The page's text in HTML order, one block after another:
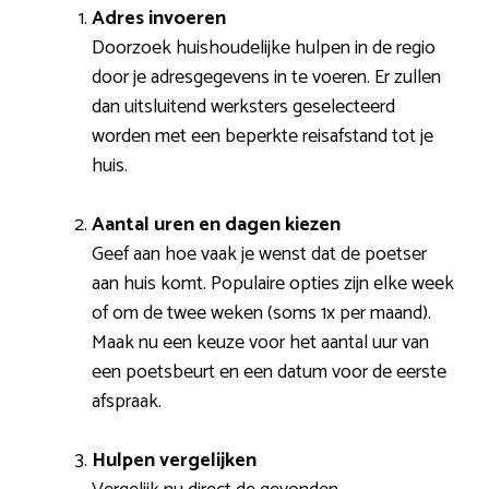
Adres invoeren
Doorzoek huishoudelijke hulpen in de regio
door je adresgegevens in te voeren. Er zullen
dan uitsluitend werksters geselecteerd
worden met een beperkte reisafstand tot je
huis.
Aantal uren en dagen kiezen
Geef aan hoe vaak je wenst dat de poetser
aan huis komt. Populaire opties zijn elke week
of om de twee weken (soms 1x per maand).
Maak nu een keuze voor het aantal uur van
een poetsbeurt en een datum voor de eerste
afspraak.
Hulpen vergelijken